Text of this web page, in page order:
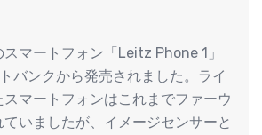
マートフォン「Leitz Phone 1」
バンクから発売されました。ライ
マートフォンはこれまでファーウ
いましたが、イメージセンサーと